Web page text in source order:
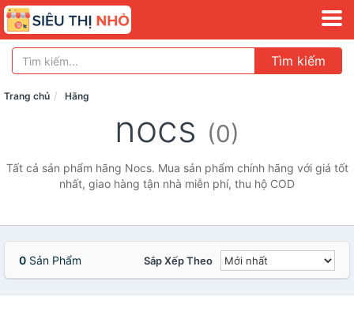
Tìm kiếm
Trang chủ Hãng
nocs (0)
Tất cả sản phẩm hãng Nocs. Mua sản phẩm chính hãng với giá tốt
nhất, giao hàng tận nhà miễn phí, thu hộ COD
0 Sản Phẩm Sắp Xếp Theo